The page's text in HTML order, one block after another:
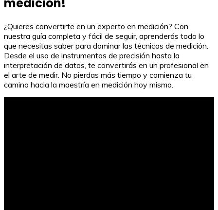
medición!
¿Quieres convertirte en un experto en medición? Con
nuestra guía completa y fácil de seguir, aprenderás todo lo
que necesitas saber para dominar las técnicas de medición.
Desde el uso de instrumentos de precisión hasta la
interpretación de datos, te convertirás en un profesional en
el arte de medir. No pierdas más tiempo y comienza tu
camino hacia la maestría en medición hoy mismo.